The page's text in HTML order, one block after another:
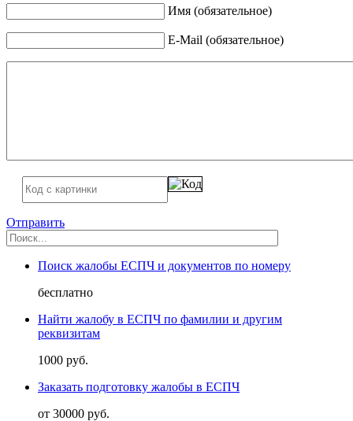
Имя (обязательное)
E-Mail (обязательное)
Отправить
Поиск жалобы ЕСПЧ и документов по номеру
бесплатно
Найти жалобу в ЕСПЧ по фамилии и другим
реквизитам
1000 руб.
Заказать подготовку жалобы в ЕСПЧ
от 30000 руб.